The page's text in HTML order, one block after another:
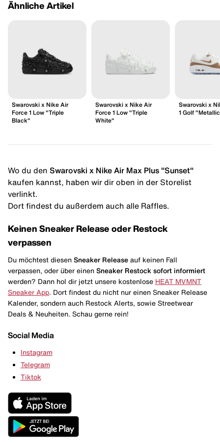
Ähnliche Artikel
Swarovski x Nike Air
Force 1 Low "Triple
Black"
Swarovski x Nike Air
Force 1 Low "Triple
White"
Swarovski x
1 Golf
Wo du den Swarovski x Nike Air Max Plus "Sunset"
kaufen kannst, haben wir dir oben in der Storelist
verlinkt.
Dort findest du außerdem auch alle Raffles.
Keinen Sneaker Release oder Restock
verpassen
Du möchtest diesen Sneaker Release auf keinen Fall
verpassen, oder über einen Sneaker Restock sofort informiert
werden? Dann hol dir jetzt unsere kostenlose HEAT MVMNT
Sneaker App . Dort findest du nicht nur einen Sneaker Release
Kalender, sondern auch Restock Alerts, sowie Streetwear
Deals & Neuheiten. Schau gerne rein!
Social Media
Instagram
Telegram
Tiktok